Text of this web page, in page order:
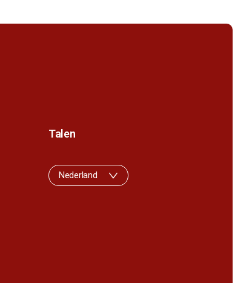
Talen
Nederland